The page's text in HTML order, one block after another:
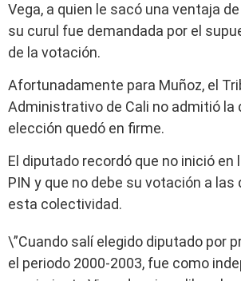
Vega, a quien le sacó una ventaja
su curul fue demandada por el
de la votación.
Afortunadamente para Muñoz, el
Administrativo de Cali no admitió la
elección quedó en firme.
El diputado recordó que no inició en
PIN y que no debe su votación a las
esta colectividad.
\”Cuando salí elegido diputado por
el periodo 2000-2003, fue como